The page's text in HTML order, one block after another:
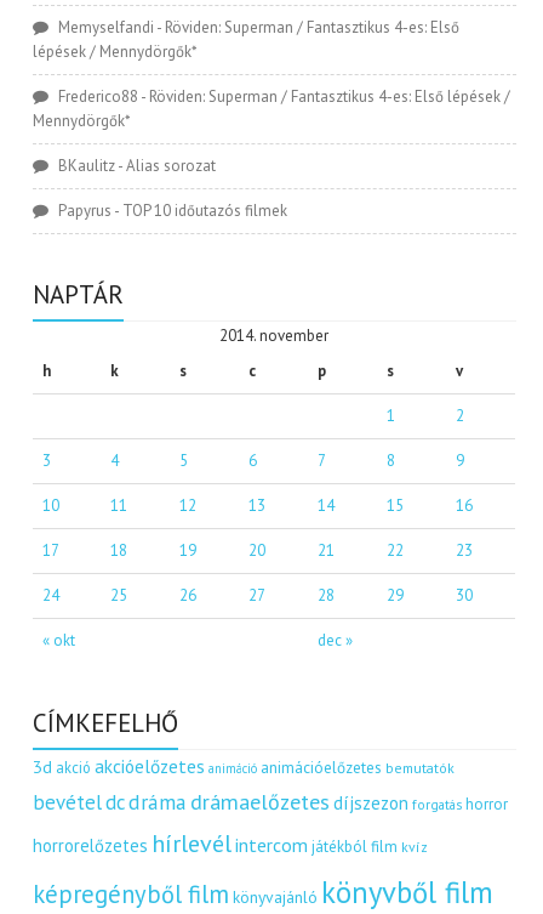
Memyselfandi - Röviden: Superman / Fantasztikus 4-es: Első
lépések / Mennydörgők*
Frederico88 - Röviden: Superman / Fantasztikus 4-es: Első lépések /
Mennydörgők*
BKaulitz-Alias sorozat
Papyrus - TOP 10 időutazós filmek
NAPTÁR
2014. november
h
k s c p s v
« okt dec »
1 2
3 4 5 6 7 8 9
10 11 12 13 14 15 16
17 18 19 20 21 22 23
24 25 26 27 28 29 30
CÍMKEFELHŐ
3d akció akcióelőzetes animáció animációelőzetes bemutatók
bevételdcdráma drámaelőzetes díjszezon forgatás horror
horrorelőzetes hírlevélintercom játékból film kvíz
képregényből film könyvajánló könyvből film